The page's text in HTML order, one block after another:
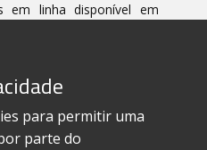
em linha disponível em
para permitir uma
parte do